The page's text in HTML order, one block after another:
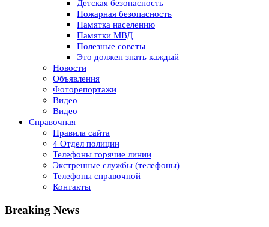
Детская безопасность
Пожарная безопасность
Памятка населению
Памятки МВД
Полезные советы
Это должен знать каждый
Новости
Объявления
Фоторепортажи
Видео
Видео
Справочная
Правила сайта
4 Отдел полиции
Телефоны горячие линии
Экстренные службы (телефоны)
Телефоны справочной
Контакты
Breaking News